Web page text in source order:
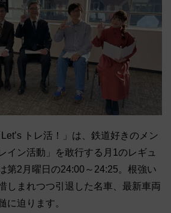
トレ活！」は、鉄道好きのメン
イン活動」を敢行する月1のレギュ
第2月曜日の24:00～24:25。根強い
しまれつつ引退した名車、最新車両
に迫ります。